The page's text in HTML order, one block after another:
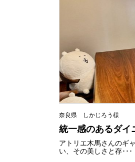
奈良県 しかじろう様
統一感のあるダイ
アトリエ木馬さんのギ
い、その美しさと存･･･